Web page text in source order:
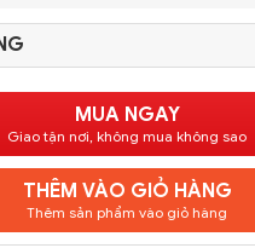
MUA NGAY
Giao tận nơi, không mua không sao
THÊM VÀO GIỎ HÀNG
Thêm sản phẩm vào giỏ hàng